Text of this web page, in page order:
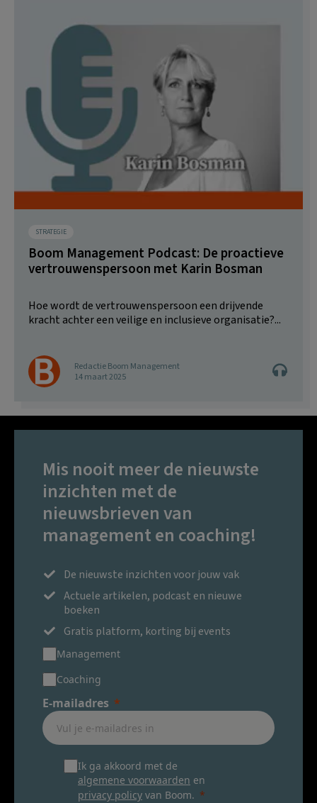
STRATEGIE
Boom Management Podcast: De proactieve
vertrouwenspersoon met Karin Bosman
Hoe wordt de vertrouwenspersoon een drijvende
kracht achter een veilige en inclusieve organisatie?...
Redactie Boom Management
14 maart 2025
Mis nooit meer de nieuwste
inzichten met de
nieuwsbrieven van
management en coaching!
De nieuwste inzichten voor jouw vak
Actuele artikelen, podcast en nieuwe
boeken
Gratis platform, korting bij events
Management
Coaching
E-mailadres
Ik ga akkoord met de
algemene voorwaarden en
privacy policy van Boom.